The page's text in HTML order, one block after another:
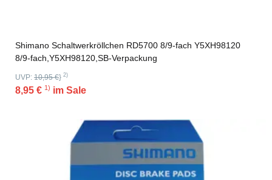
Shimano Schaltwerkröllchen RD5700 8/9-fach Y5XH98120
8/9-fach,Y5XH98120,SB-Verpackung
UVP: 10,95 €} 2)
8,95 € 1) im Sale